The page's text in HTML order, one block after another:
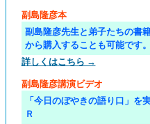
副島隆彦本
副島隆彦先生と弟子たちの書
から購入することも可能です。
詳しくはこちら →
副島隆彦講演ビデオ
「今日のぼやきの語り口」を
Ｒ